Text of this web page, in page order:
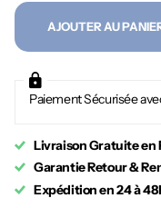
AJOUTER AU
Paiement Sécurisée
Livraison Gratuite en
Garantie Retour &
Expédition en 24 à